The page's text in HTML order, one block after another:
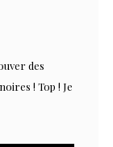
des
! Top ! Je